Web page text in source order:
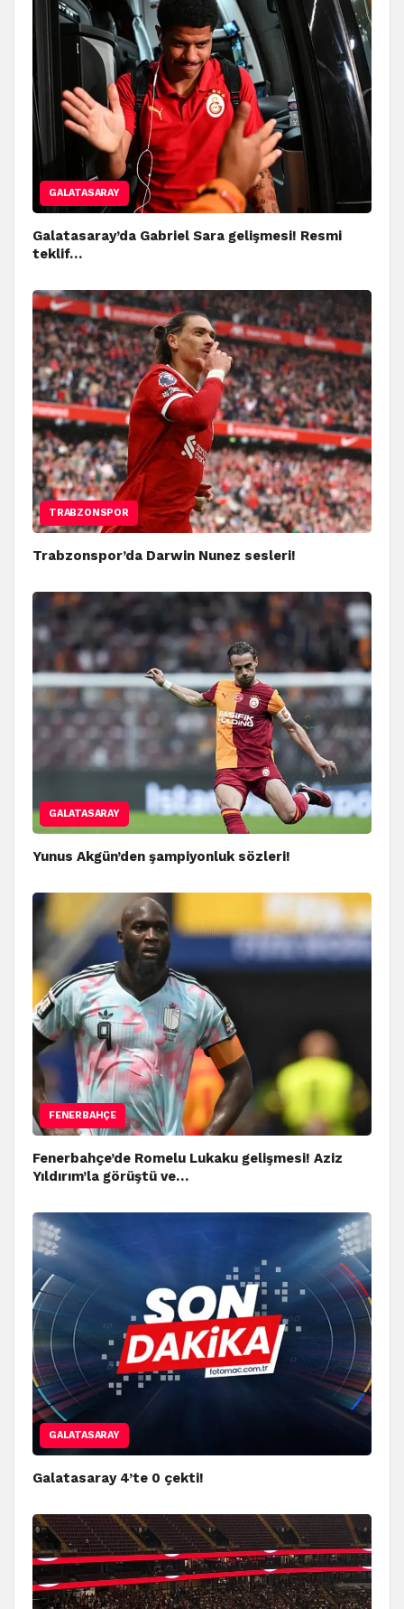
GALATASARAY
Galatasaray’da Gabriel Sara gelişmesi! Resmi
teklif…
TRABZONSPOR
Trabzonspor’da Darwin Nunez sesleri!
GALATASARAY
Yunus Akgün’den şampiyonluk sözleri!
FENERBAHÇE
Fenerbahçe’de Romelu Lukaku gelişmesi! Aziz
Yıldırım’la görüştü ve…
GALATASARAY
Galatasaray 4’te 0 çekti!